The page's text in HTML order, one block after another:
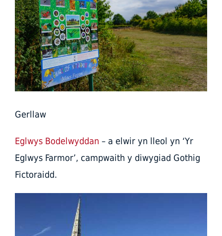
Gerllaw
Eglwys Bodelwyddan – a elwir yn lleol yn ‘Yr
Eglwys Farmor’, campwaith y diwygiad Gothig
Fictoraidd.